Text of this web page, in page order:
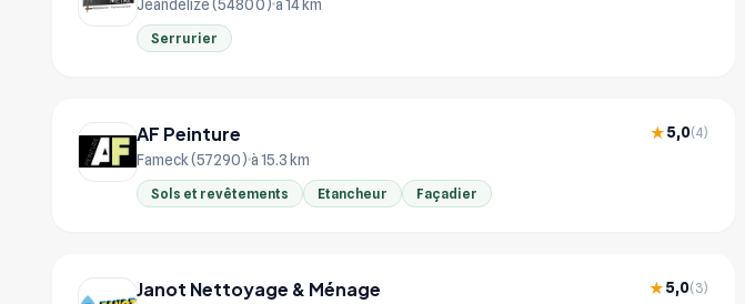
Jeandelize (54800) à 14 km
Serrurier
AF Peinture ★5,0(4)
Fameck (57290) à 15.3 km
Sols et revêtements Etancheur Façadier
Janot Nettoyage & Ménage ★5,0(3)